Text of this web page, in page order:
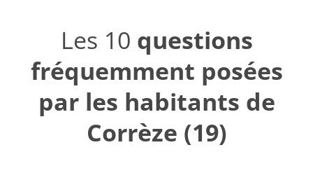
Les 10 questions
fréquemment posées
par les habitants de
Corrèze (19)